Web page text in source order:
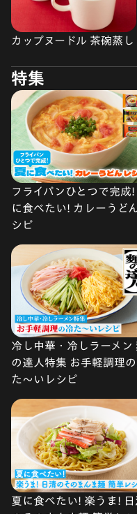
カップヌードル 茶碗蒸し
特集
フライパンひとつで完成!
に食べたい! カレーうど
シピ
冷し中華・冷しラーメン
の達人特集 お手軽調理
た〜いレシピ
夏に食べたい! 楽うま! 日